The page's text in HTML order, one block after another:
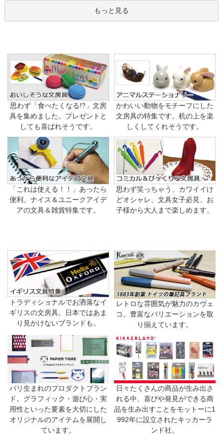
もっと見る
思わず「食べたくなる!?」文房
具を集めました。プレゼントと
しても喜ばれそうです。
かわいい動物をモチーフにした
文房具の特集です。机の上を楽
しくしてくれそうです。
「これは使える！！」あったら
便利、ナイス＆ユニークアイデ
アの文具＆雑貨特集です。
思わず笑っちゃう、カワイイけ
どオシャレ、文具女子必見、お
子様から大人まで楽しめます。
トラディショナルでお洒落なイ
ギリスの文房具。日本ではあま
り見かけないブランドも。
レトロな雰囲気が魅力のカヴェ
コ。豊富なバリエーションを取
り揃えています。
パリ生まれのプロダクトブラン
ド。グラフィック・遊び心・実
用性といった要素を大切にした
オリジナルのアイテムを展開し
ています。
日々たくさんの商品が生み出さ
れる中、喜びや発見ができる商
品を生み出すことをモットーに1
992年に設立されたキッカーラ
ンド社。